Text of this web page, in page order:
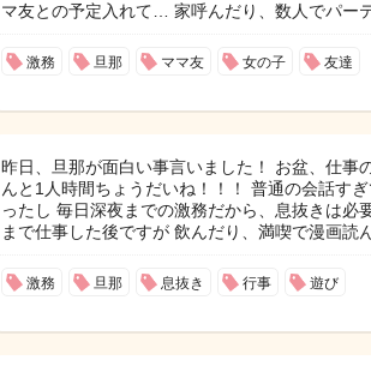
マ友との予定入れて… 家呼んだり、数人でパー
激務 旦那 ママ友 女の子 友達
昨日、旦那が面白い事言いました！ お盆、仕事
んと1人時間ちょうだいね！！！ 普通の会話す
ったし 毎日深夜までの激務だから、息抜きは必
まで仕事した後ですが 飲んだり、満喫で漫画読
激務 旦那 息抜き 行事 遊び